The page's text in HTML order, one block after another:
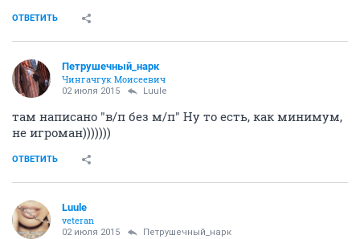
ОТВЕТИТЬ
Петрушечный_нарк
Чингачгук Моисеевич
02 июля 2015 Luule
там написано "в/п без м/п" Ну то есть, как минимум,
не игроман)))))))
ОТВЕТИТЬ
Luule
veteran
02 июля 2015 Петрушечный_нарк